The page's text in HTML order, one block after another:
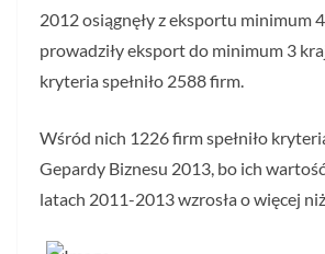
2012 osiągnęły z eksportu minimum 4
prowadziły eksport do minimum 3
kryteria spełniło 2588 firm.
Wśród nich 1226 firm spełniło
Gepardy Biznesu 2013, bo ich
latach 2011-2013 wzrosła o więcej